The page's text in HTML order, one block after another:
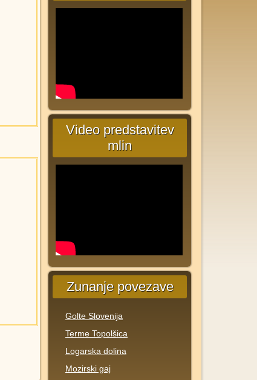
Video predstavitev
mlin
Zunanje povezave
Golte Slovenija
Terme Topolšica
Logarska dolina
Mozirski gaj